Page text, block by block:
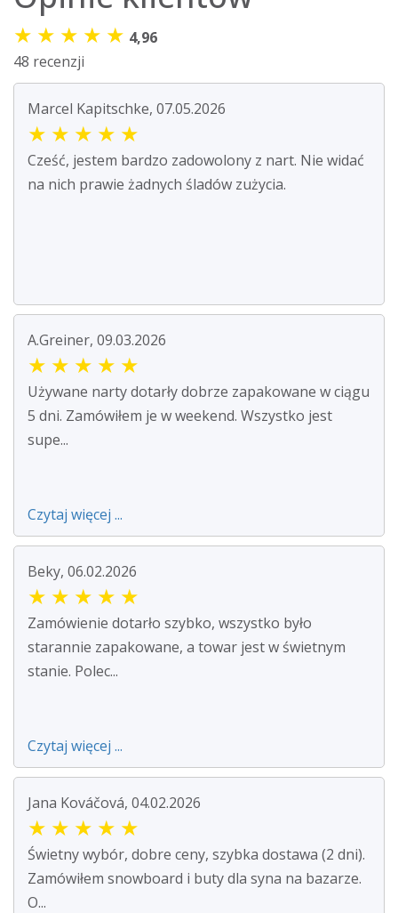
★ ★ ★ ★ ★ 4,96
48 recenzji
Marcel Kapitschke, 07.05.2026
★ ★ ★ ★ ★
Cześć, jestem bardzo zadowolony z nart. Nie widać
na nich prawie żadnych śladów zużycia.
A.Greiner, 09.03.2026
★ ★ ★ ★ ★
Używane narty dotarły dobrze zapakowane w ciągu
5 dni. Zamówiłem je w weekend. Wszystko jest
supe...
Czytaj więcej ...
Beky, 06.02.2026
★ ★ ★ ★ ★
Zamówienie dotarło szybko, wszystko było
starannie zapakowane, a towar jest w świetnym
stanie. Polec...
Czytaj więcej ...
Jana Kováčová, 04.02.2026
★ ★ ★ ★ ★
Świetny wybór, dobre ceny, szybka dostawa (2 dni).
Zamówiłem snowboard i buty dla syna na bazarze.
O...